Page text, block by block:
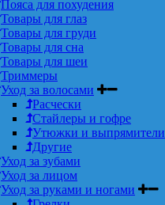
Пояса для похудения
Товары для глаз
Товары для груди
Товары для сна
Товары для шеи
Триммеры
Уход за волосами
Расчески
Стайлеры и гофре
Утюжки и выпрямители
Другие
Уход за зубами
Уход за лицом
Уход за руками и ногами